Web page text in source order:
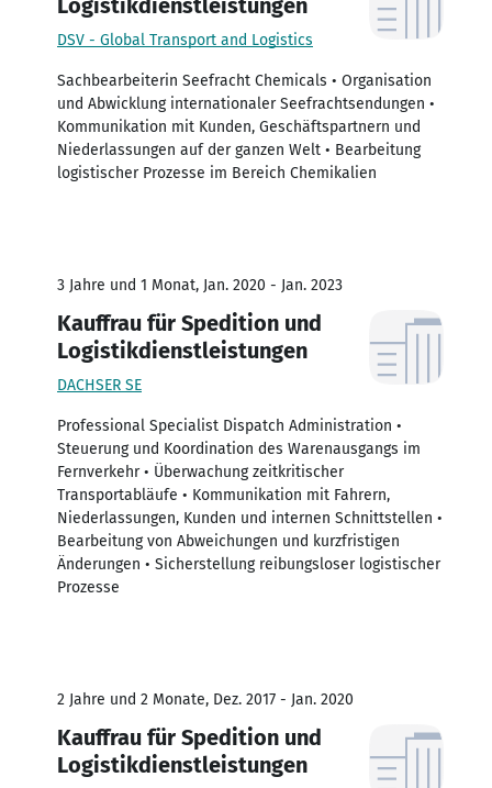
DSV - Global Transport and Logistics
Sachbearbeiterin Seefracht Chemicals • Organisation
und Abwicklung internationaler Seefrachtsendungen •
Kommunikation mit Kunden, Geschäftspartnern und
Niederlassungen auf der ganzen Welt • Bearbeitung
logistischer Prozesse im Bereich Chemikalien
3 Jahre und 1 Monat, Jan. 2020 - Jan. 2023
Kauffrau für Spedition und
Logistikdienstleistungen
DACHSER SE
Professional Specialist Dispatch Administration •
Steuerung und Koordination des Warenausgangs im
Fernverkehr • Überwachung zeitkritischer
Transportabläufe • Kommunikation mit Fahrern,
Niederlassungen, Kunden und internen Schnittstellen •
Bearbeitung von Abweichungen und kurzfristigen
Änderungen • Sicherstellung reibungsloser logistischer
Prozesse
2 Jahre und 2 Monate, Dez. 2017 - Jan. 2020
Kauffrau für Spedition und
Logistikdienstleistungen